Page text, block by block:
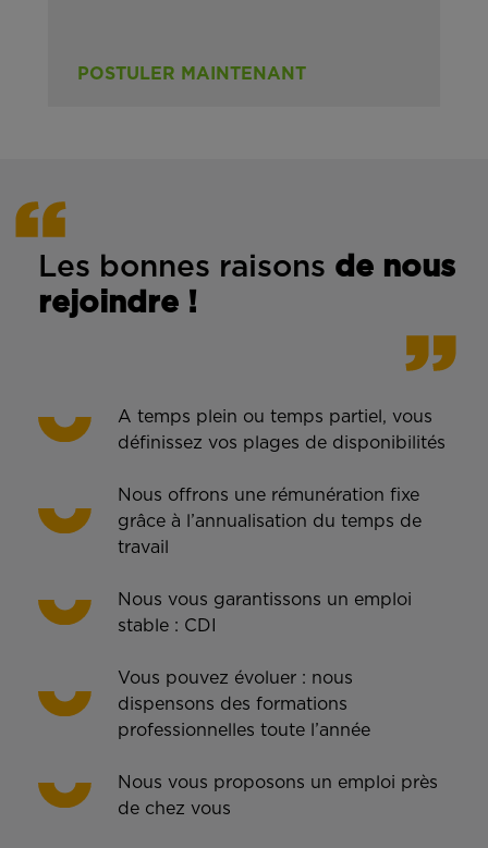
POSTULER MAINTENANT
Les bonnes raisons de nous
rejoindre !
A temps plein ou temps partiel, vous
définissez vos plages de disponibilités
Nous offrons une rémunération fixe
grâce à l’annualisation du temps de
travail
Nous vous garantissons un emploi
stable : CDI
Vous pouvez évoluer : nous
dispensons des formations
professionnelles toute l’année
Nous vous proposons un emploi près
de chez vous